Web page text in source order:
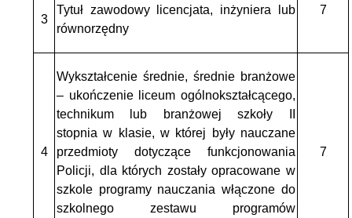
3
Tytuł zawodowy licencjata, inżyniera lub
równorzędny
7
4
Wykształcenie średnie, średnie branżowe
– ukończenie liceum ogólnokształcącego,
technikum lub branżowej szkoły II
stopnia w klasie, w której były nauczane
przedmioty dotyczące funkcjonowania
Policji, dla których zostały opracowane w
szkole programy nauczania włączone do
szkolnego zestawu programów
7